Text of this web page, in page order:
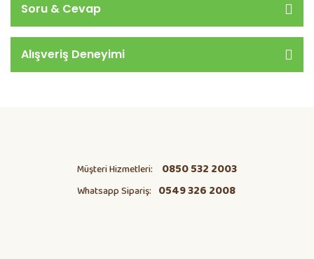
Soru & Cevap
Alışveriş Deneyimi
Müşteri Hizmetleri: 0850 532 2003
Whatsapp Sipariş: 0549 326 2008